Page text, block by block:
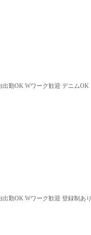
勤OK Wワーク歓迎 デニムOK
勤OK Wワーク歓迎 登録制あり